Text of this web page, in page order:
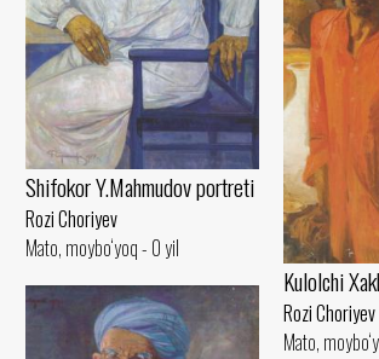
Shifokor Y.Mahmudov portreti
Rozi Choriyev
Mato, moybo‘yoq - 0 yil
Kulolchi
Rozi Choriyev
Mato,